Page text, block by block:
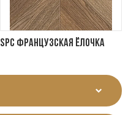
SPC Французская Ёлочка